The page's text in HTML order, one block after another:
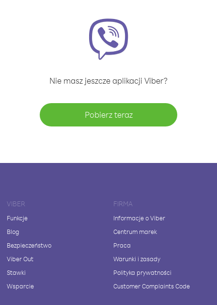
Nie masz jeszcze aplikacji Viber?
Pobierz teraz
VIBER
Funkcje
Blog
Bezpieczeństwo
Viber Out
Stawki
Wsparcie
FIRMA
Informacje o Viber
Centrum marek
Praca
Warunki i zasady
Polityka prywatności
Customer Complaints Code